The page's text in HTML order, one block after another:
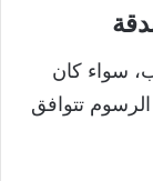
سواء كان
تتوافق